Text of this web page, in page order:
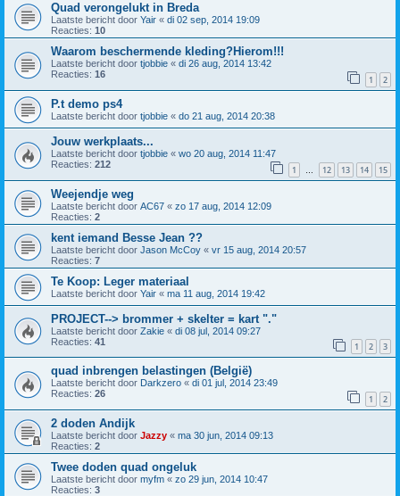
Quad verongelukt in Breda
Laatste bericht door Yair « di 02 sep, 2014 19:09
Reacties: 10
Waarom beschermende kleding?Hierom!!!
Laatste bericht door tjobbie « di 26 aug, 2014 13:42
Reacties: 16 1 2
P.t demo ps4
Laatste bericht door tjobbie « do 21 aug, 2014 20:38
Jouw werkplaats...
Laatste bericht door tjobbie « wo 20 aug, 2014 11:47
Reacties: 212 1 … 12 13 14 15
Weejendje weg
Laatste bericht door AC67 « zo 17 aug, 2014 12:09
Reacties: 2
kent iemand Besse Jean ??
Laatste bericht door Jason McCoy « vr 15 aug, 2014 20:57
Reacties: 7
Te Koop: Leger materiaal
Laatste bericht door Yair « ma 11 aug, 2014 19:42
PROJECT--> brommer + skelter = kart "."
Laatste bericht door Zakie « di 08 jul, 2014 09:27
Reacties: 41 1 2 3
quad inbrengen belastingen (België)
Laatste bericht door Darkzero « di 01 jul, 2014 23:49
Reacties: 26 1 2
2 doden Andijk
Laatste bericht door Jazzy « ma 30 jun, 2014 09:13
Reacties: 2
Twee doden quad ongeluk
Laatste bericht door myfm « zo 29 jun, 2014 10:47
Reacties: 3